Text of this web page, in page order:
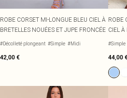
ROBE CORSET MI-LONGUE BLEU CIEL À
BRETELLES NOUÉES ET JUPE FRONCÉE
#Décolleté plongeant #Simple #Midi
42,00 €
ROBE
CIEL
#Simple
44,00